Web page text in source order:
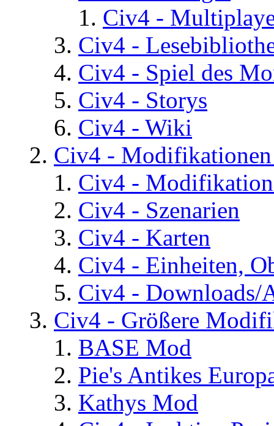
Civ4 -
Civ4 -
Civ4 - Spiel des
Civ4 - Storys
Civ4 - Wiki
Civ4 -
Civ4 -
Civ4 - Szenarien
Civ4 - Karten
Civ4 - Einheiten,
Civ4 - Downloads/
Civ4 - Größere
BASE Mod
Pie's Antikes
Kathys Mod